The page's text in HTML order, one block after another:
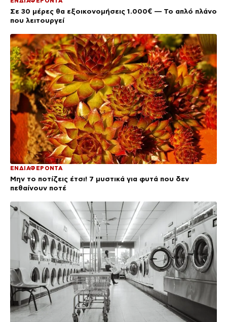
Σε 30 μέρες θα εξοικονομήσεις 1.000€ — Το απλό πλάνο
που λειτουργεί
ΕΝΔΙΑΦΕΡΟΝΤΑ
Μην το ποτίζεις έτσι! 7 μυστικά για φυτά που δεν
πεθαίνουν ποτέ